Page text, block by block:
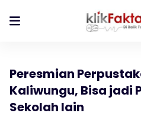
Peresmian
Kaliwungu, Bisa jadi
Sekolah lain